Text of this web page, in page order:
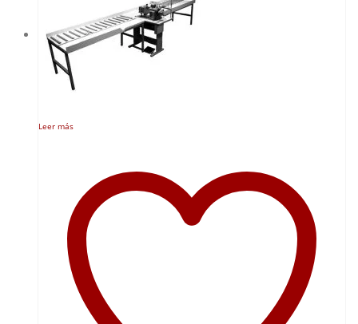
Leer más